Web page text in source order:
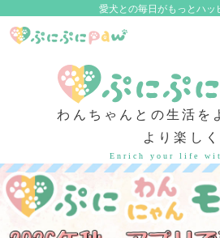
愛犬との毎日がもっとハッ
わんちゃんとの生活を
より楽しく
Enrich your life